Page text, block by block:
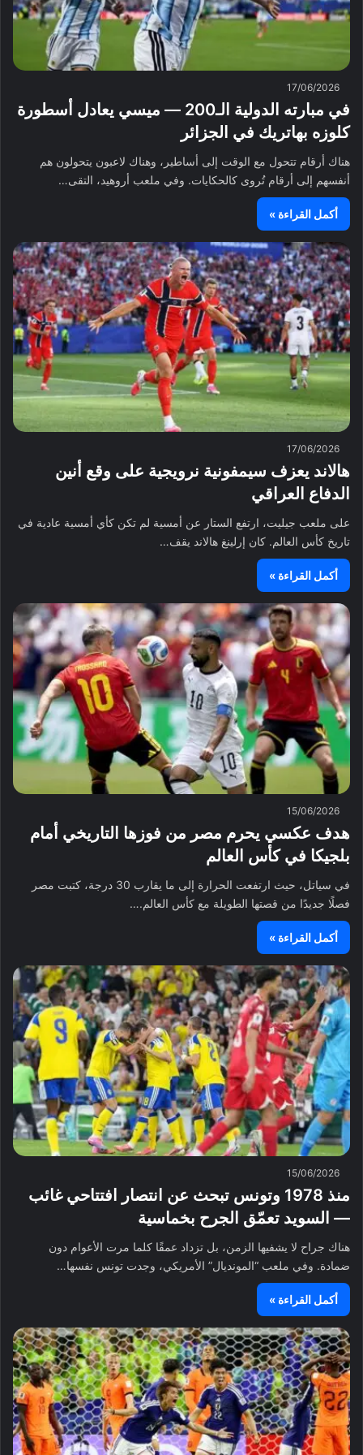
17/06/2026
في مبارته الدولية الـ200 — ميسي يعادل أسطورة
كلوزه بهاتريك في الجزائر
هناك أرقام تتحول مع الوقت إلى أساطير، وهناك لاعبون يتحولون هم
أنفسهم إلى أرقام تُروى كالحكايات. وفي ملعب أروهيد، التقى…
أكمل القراءة »
17/06/2026
هالاند يعزف سيمفونية نرويجية على وقع أنين
الدفاع العراقي
على ملعب جيليت، ارتفع الستار عن أمسية لم تكن كأي أمسية عادية في
تاريخ كأس العالم. كان إرلينغ هالاند يقف…
أكمل القراءة »
15/06/2026
هدف عكسي يحرم مصر من فوزها التاريخي أمام
بلجيكا في كأس العالم
في سياتل، حيث ارتفعت الحرارة إلى ما يقارب 30 درجة، كتبت مصر
فصلًا جديدًا من قصتها الطويلة مع كأس العالم.…
أكمل القراءة »
15/06/2026
منذ 1978 وتونس تبحث عن انتصار افتتاحي غائب
— السويد تعمّق الجرح بخماسية
هناك جراح لا يشفيها الزمن، بل تزداد عمقًا كلما مرت الأعوام دون
ضمادة. وفي ملعب “المونديال” الأمريكي، وجدت تونس نفسها…
أكمل القراءة »